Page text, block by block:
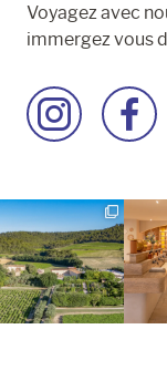
Voyagez avec
immergez vous
Accéder
à
Instagram
Accéder
à